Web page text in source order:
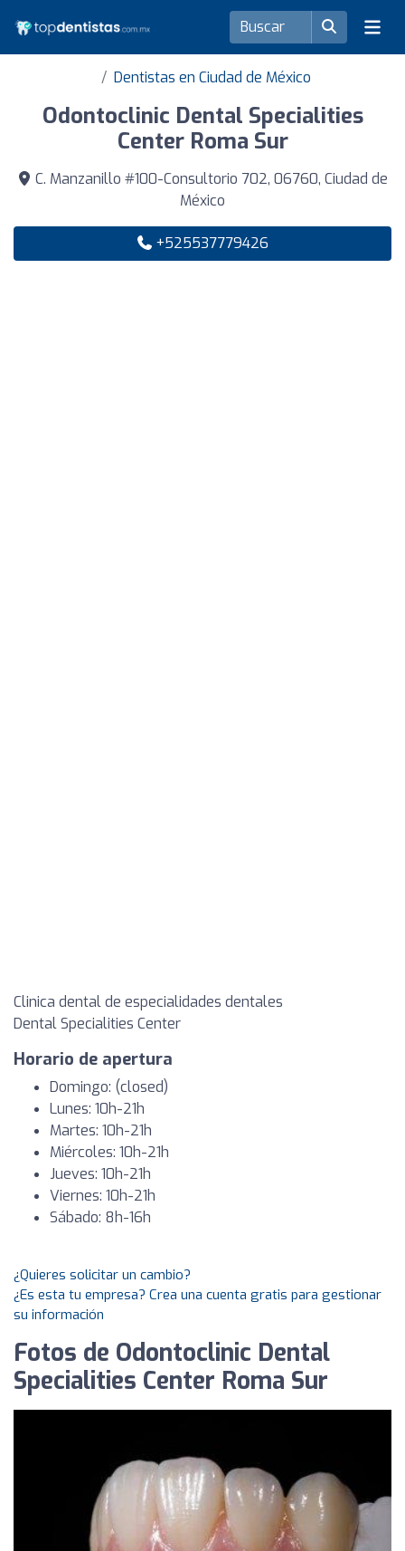
Dentistas en Ciudad de México
Odontoclinic Dental Specialities
Center Roma Sur
C. Manzanillo #100-Consultorio 702, 06760, Ciudad de
México
+525537779426
Clinica dental de especialidades dentales
Dental Specialities Center
Horario de apertura
Domingo: (closed)
Lunes: 10h-21h
Martes: 10h-21h
Miércoles: 10h-21h
Jueves: 10h-21h
Viernes: 10h-21h
Sábado: 8h-16h
¿Quieres solicitar un cambio?
¿Es esta tu empresa? Crea una cuenta gratis para gestionar
su información
Fotos de Odontoclinic Dental
Specialities Center Roma Sur